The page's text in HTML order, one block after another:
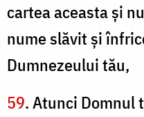
cartea aceasta şi
nume slăvit şi
Dumnezeului tău,
59. Atunci Domnul